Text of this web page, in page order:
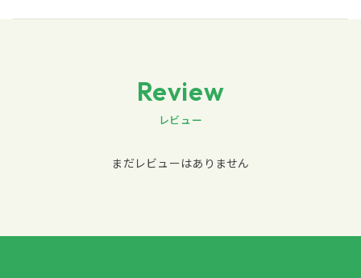
Review
レビュー
まだレビューはありません